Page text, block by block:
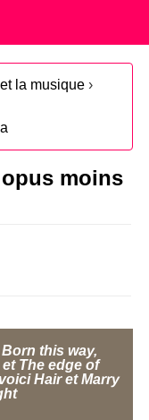
la musique ›
moins
this way,
The edge of
Hair et Marry